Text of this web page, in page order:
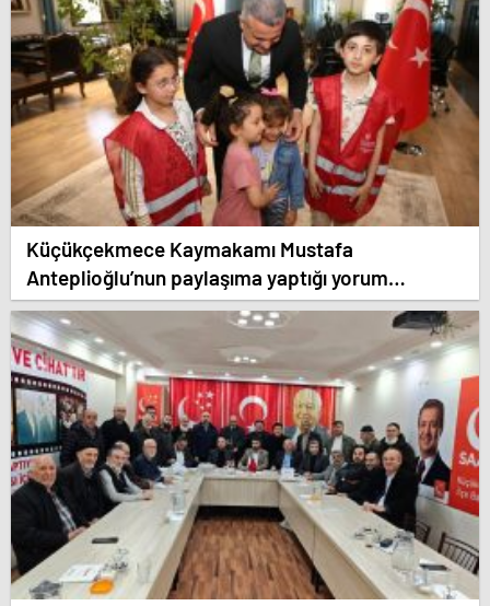
Küçükçekmece Kaymakamı Mustafa
Anteplioğlu’nun paylaşıma yaptığı yorum
sevindirdi.